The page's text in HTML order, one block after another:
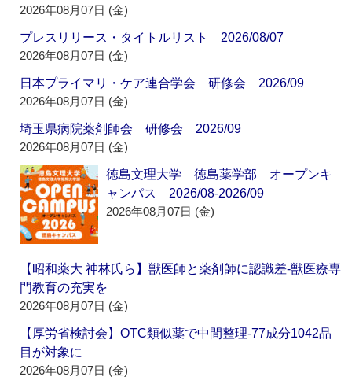
2026年08月07日 (金)
プレスリリース・タイトルリスト 2026/08/07
2026年08月07日 (金)
日本プライマリ・ケア連合学会 研修会 2026/09
2026年08月07日 (金)
埼玉県病院薬剤師会 研修会 2026/09
2026年08月07日 (金)
徳島文理大学 徳島薬学部 オープンキ
ャンパス 2026/08-2026/09
2026年08月07日 (金)
【昭和薬大 神林氏ら】獣医師と薬剤師に認識差‐獣医療専
門教育の充実を
2026年08月07日 (金)
【厚労省検討会】OTC類似薬で中間整理‐77成分1042品
目が対象に
2026年08月07日 (金)